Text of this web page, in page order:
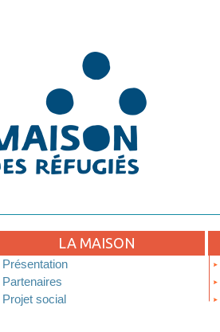
LA MAISON
Présentation
Partenaires
Projet social